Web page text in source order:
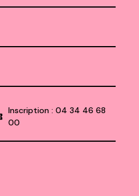
Inscription : 04 34 46 68
00